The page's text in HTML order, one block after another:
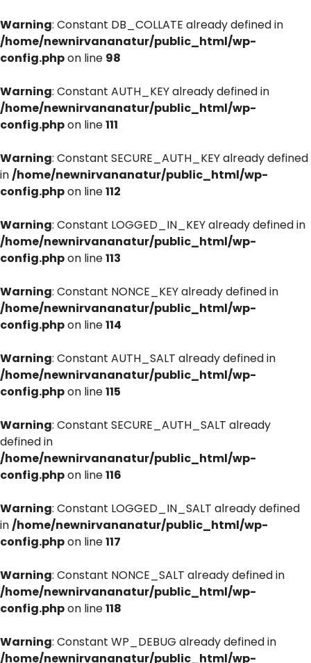
Warning: Constant DB_COLLATE already defined in
/home/newnirvananatur/public_html/wp-
config.phpon line 98
Warning: Constant AUTH_KEY already defined in
/home/newnirvananatur/public_html/wp-
config.phpon line111
Warning: Constant SECURE_AUTH_KEY already defined
in/home/newnirvananatur/public_html/wp-
config.phpon line112
Warning: Constant LOGGED_IN_KEY already defined in
/home/newnirvananatur/public_html/wp-
config.phpon line113
Warning: Constant NONCE_KEY already defined in
/home/newnirvananatur/public_html/wp-
config.phpon line114
Warning: Constant AUTH_SALT already defined in
/home/newnirvananatur/public_html/wp-
config.phpon line115
Warning: Constant SECURE_AUTH_SALT already
defined in
/home/newnirvananatur/public_html/wp-
config.phpon line116
Warning: Constant LOGGED_IN_SALT already defined
in/home/newnirvananatur/public_html/wp-
config.phpon line117
Warning: Constant NONCE_SALT already defined in
/home/newnirvananatur/public_html/wp-
config.phpon line118
Warning: Constant WP_DEBUG already defined in
/home/newnirvananatur/public_html/wp-